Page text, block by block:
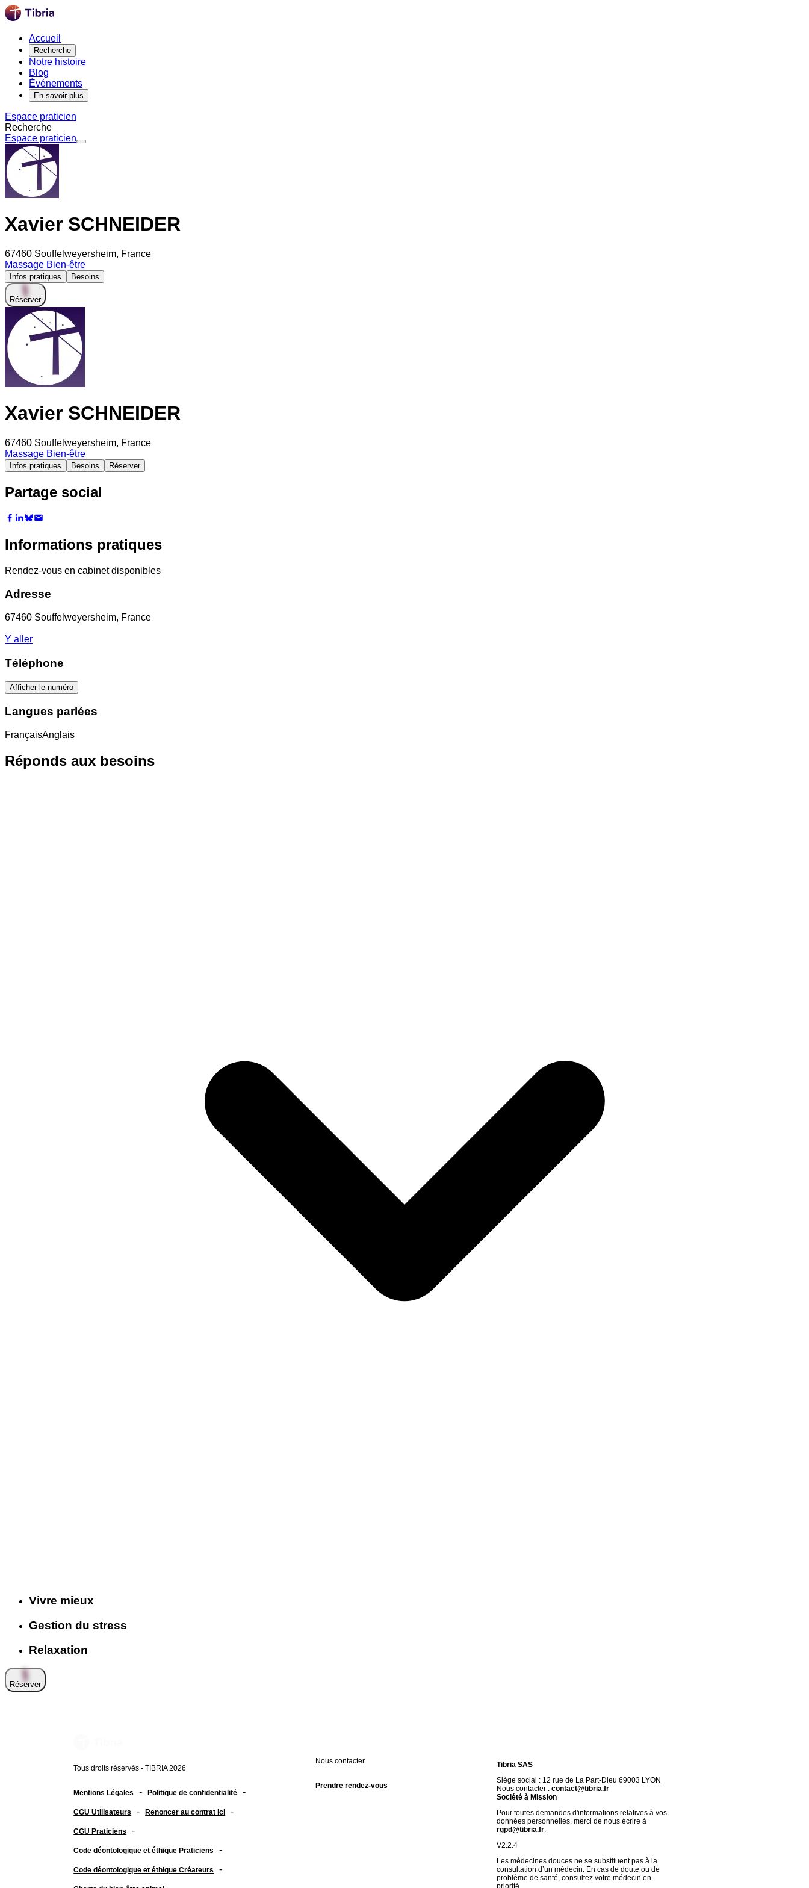
Accueil
Recherche
Notre histoire
Blog
Événements
En savoir plus
Espace praticien
Recherche
Espace praticien
Xavier SCHNEIDER
67460 Souffelweyersheim, France
Massage Bien-être
Infos pratiques Besoins
Réserver
Xavier SCHNEIDER
67460 Souffelweyersheim, France
Massage Bien-être
Infos pratiques Besoins Réserver
Partage social
Informations pratiques
Rendez-vous en cabinet disponibles
Adresse
67460 Souffelweyersheim, France
Y aller
Téléphone
Afficher le numéro
Langues parlées
FrançaisAnglais
Réponds aux besoins
Vivre mieux
Gestion du stress
Relaxation
Réserver
Tous droits réservés - TIBRIA 2026
Mentions Légales - Politique de confidentialité -
CGU Utilisateurs - Renoncer au contrat ici -
CGU Praticiens -
Code déontologique et éthique Praticiens -
Code déontologique et éthique Créateurs -
Nous contacter
Prendre rendez-vous
Tibria SAS
Siège social : 12 rue de La Part-Dieu 69003 LYON
Nous contacter :contact@tibria.fr
Société à Mission
Pour toutes demandes d'informations relatives à vos
données personnelles, merci de nous écrire à
rgpd@tibria.fr
V2.2.4
Les médecines douces ne se substituent pas à la
consultation d’un médecin. En cas de doute ou de
problème de santé, consultez votre médecin en
priorité.